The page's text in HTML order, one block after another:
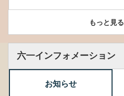
もっと見る
六一インフォメーション
お知らせ